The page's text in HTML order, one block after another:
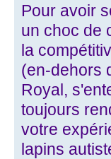
Pour avoir
un choc de
la
(en-dehors
Royal,
toujours
votre
lapins